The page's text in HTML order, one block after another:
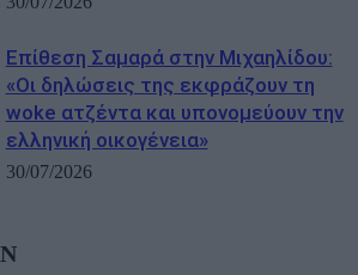
Eπίθεση Σαμαρά στην Μιχαηλίδου:
«Οι δηλώσεις της εκφράζουν τη
woke ατζέντα και υπονομεύουν την
ελληνική οικογένεια»
30/07/2026